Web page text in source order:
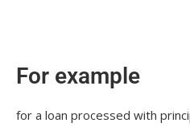
For example
for a loan processed with